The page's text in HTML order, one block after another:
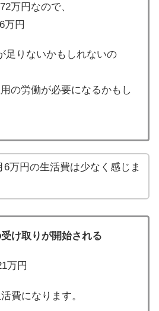
万円なので、
万円
足りないかもしれないの
の労働が必要になるかもし
6万円の生活費は少なく感じま
け取りが開始される
万円
費になります。